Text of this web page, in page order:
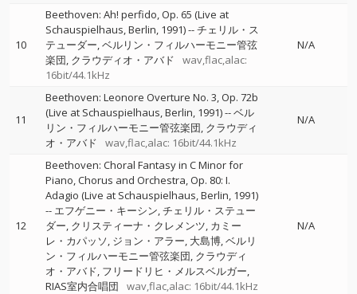
10
Beethoven: Ah! perfido, Op. 65 (Live at
Schauspielhaus, Berlin, 1991)--チェリル・ス
テューダー ベルリン・フィルハーモニー管弦
楽団 クラウディオ・アバド
wav,flac,alac:
16bit/44.1kHz
N/A
11
Beethoven: Leonore Overture No. 3, Op. 72b
(Live at Schauspielhaus, Berlin, 1991)--ベル
リン・フィルハーモニー管弦楽団 クラウディ
オ・アバド
wav,flac,alac: 16bit/44.1kHz
N/A
12
Beethoven: Choral Fantasy in C Minor for
Piano, Chorus and Orchestra, Op. 80: I.
Adagio (Live at Schauspielhaus, Berlin, 1991)
-- エフゲニー・キーシン チェリル・ステュー
ダー クリスティーナ・クレメンツ カミー
レ・カパッソ ジョン・アラー 大島博 ベルリ
ン・フィルハーモニー管弦楽団 クラウディ
オ・アバド フリードリヒ・メルスベルガー
RIAS室内合唱団
wav,flac,alac: 16bit/44.1kHz
N/A